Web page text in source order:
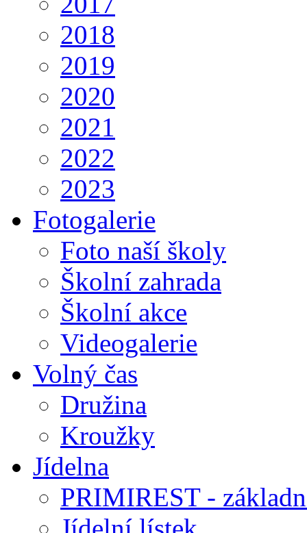
2018
2019
2020
2021
2022
2023
Fotogalerie
Foto naší školy
Školní zahrada
Školní akce
Videogalerie
Volný čas
Družina
Kroužky
Jídelna
PRIMIREST -